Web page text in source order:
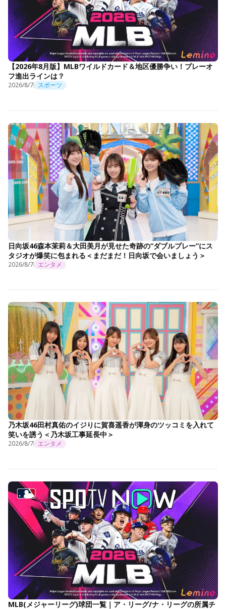
【2026年8月版】MLBワイルドカード＆地区優勝争い！プレーオ
フ進出ラインは？
2026/8/7 スポーツ
日向坂46森本茉莉＆大田美月が見せた奇跡の“ダブルプレー”にス
タジオが爆笑に包まれる＜まだまだ！日向坂で会いましょう＞
2026/8/7 エンタメ
乃木坂46田村真佑のイジりに賀喜遥香が渾身のツッコミを入れて
笑いを誘う＜乃木坂工事延長中＞
2026/8/7 エンタメ
MLB(メジャーリーグ)球団一覧｜ア・リーグ/ナ・リーグの所属チ